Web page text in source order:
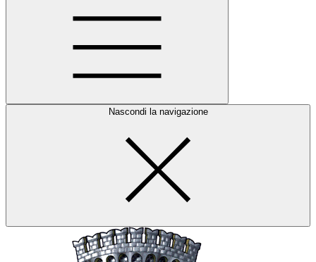
Nascondi la navigazione